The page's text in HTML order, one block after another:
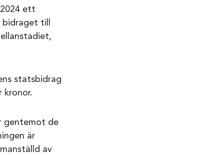
ett
till
statsbidrag
kronor.
gentemot de
är
av